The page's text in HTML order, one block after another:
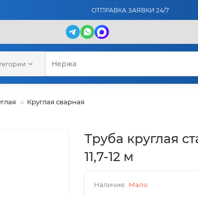
ОТПРАВКА ЗАЯВКИ 24/7
Круглая сварная
Труба круглая
11,7-12 м
Мало